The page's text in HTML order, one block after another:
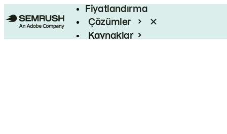
Fiyatlandırma
Çözümler
Kaynaklar